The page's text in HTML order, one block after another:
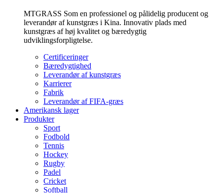
MTGRASS Som en professionel og pålidelig producent og
leverandør af kunstgræs i Kina. Innovativ plads med
kunstgræs af høj kvalitet og bæredygtig
udviklingsforpligtelse.
Certificeringer
Bæredygtighed
Leverandør af kunstgræs
Karrierer
Fabrik
Leverandør af FIFA-græs
Amerikansk lager
Produkter
Sport
Fodbold
Tennis
Hockey
Rugby
Padel
Cricket
Softball